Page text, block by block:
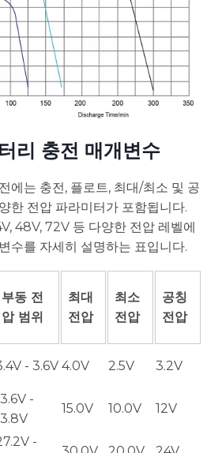
리 충전 매개변수
에는 충전, 플로트, 최대/최소 및 공
한 전압 파라미터가 포함됩니다.
48V, 72V 등 다양한 전압 레벨에
수를 자세히 설명하는 표입니다.
부동 전
압 범위
최대
전압
최소
전압
공칭
전압
- 3.6V 4.0V 2.5V 3.2V
-
15.0V 10.0V 12V
-